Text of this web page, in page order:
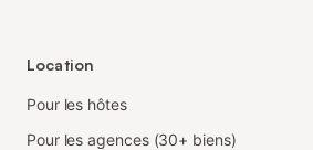
Location
Pour les hôtes
Pour les agences (30+ biens)